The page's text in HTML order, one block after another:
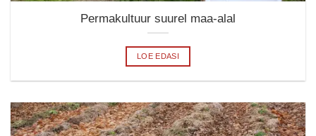
Permakultuur suurel maa-alal
LOE EDASI